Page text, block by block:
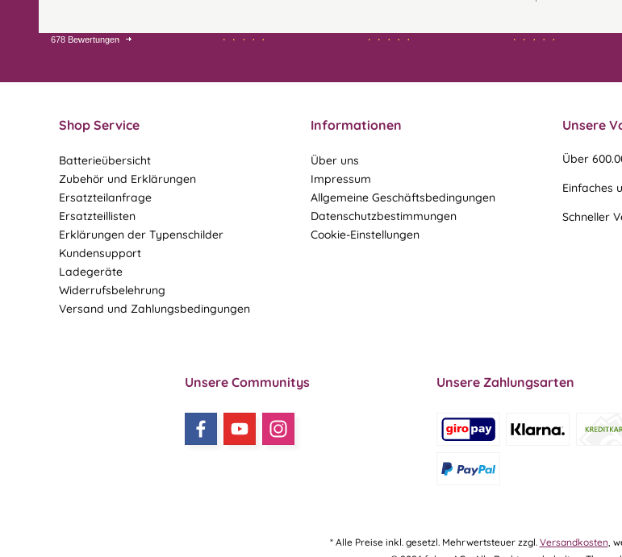
29.07.26
678 Bewertungen
Shop Service
Batterieübersicht
Zubehör und Erklärungen
Ersatzteilanfrage
Ersatzteillisten
Erklärungen der Typenschilder
Kundensupport
Ladegeräte
Widerrufsbelehrung
Versand und Zahlungsbedingungen
Informationen
Über uns
Impressum
Allgemeine Geschäftsbedingungen
Datenschutzbestimmungen
Cookie-Einstellungen
Unsere
Über
Einfaches
Schneller
Unsere Communitys Unsere Zahlungsarten
* Alle Preise inkl. gesetzl. Mehrwertsteuer zzgl. Versandkosten,